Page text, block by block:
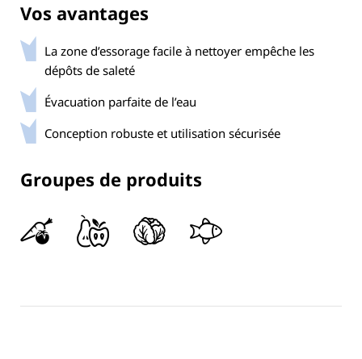
Vos avantages
La zone d’essorage facile à nettoyer empêche les
dépôts de saleté
Évacuation parfaite de l’eau
Conception robuste et utilisation sécurisée
Groupes de produits